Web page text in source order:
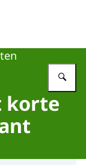
korte